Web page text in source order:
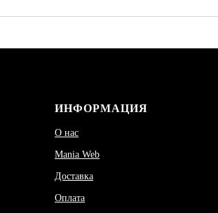
ИНФОРМАЦИЯ
О нас
Mania Web
Доставка
Оплата